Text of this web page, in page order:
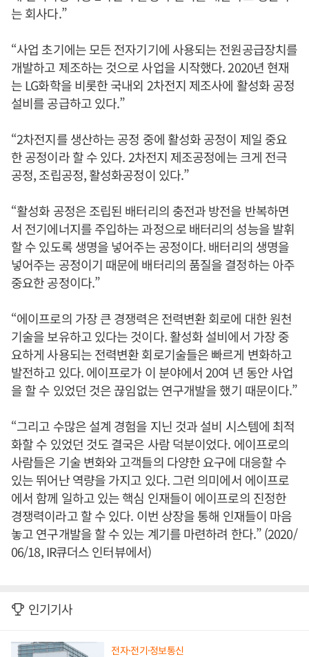
는 회사다.”
“사업 초기에는 모든 전자기기에 사용되는 전원공급장치를
개발하고 제조하는 것으로 사업을 시작했다. 2020년 현재
는 LG화학을 비롯한 국내외 2차전지 제조사에 활성화 공정
설비를 공급하고 있다.”
“2차전지를 생산하는 공정 중에 활성화 공정이 제일 중요
한 공정이라 할 수 있다. 2차전지 제조공정에는 크게 전극
공정, 조립공정, 활성화공정이 있다.”
“활성화 공정은 조립된 배터리의 충전과 방전을 반복하면
서 전기에너지를 주입하는 과정으로 배터리의 성능을 발휘
할 수 있도록 생명을 넣어주는 공정이다. 배터리의 생명을
넣어주는 공정이기 때문에 배터리의 품질을 결정하는 아주
중요한 공정이다.”
“에이프로의 가장 큰 경쟁력은 전력변환 회로에 대한 원천
기술을 보유하고 있다는 것이다. 활성화 설비에서 가장 중
요하게 사용되는 전력변환 회로기술들은 빠르게 변화하고
발전하고 있다. 에이프로가 이 분야에서 20여 년 동안 사업
을 할 수 있었던 것은 끊임없는 연구개발을 했기 때문이다.”
“그리고 수많은 설계 경험을 지닌 것과 설비 시스템에 최적
화할 수 있었던 것도 결국은 사람 덕분이었다. 에이프로의
사람들은 기술 변화와 고객들의 다양한 요구에 대응할 수
있는 뛰어난 역량을 가지고 있다. 그런 의미에서 에이프로
에서 함께 일하고 있는 핵심 인재들이 에이프로의 진정한
경쟁력이라고 할 수 있다. 이번 상장을 통해 인재들이 마음
놓고 연구개발을 할 수 있는 계기를 마련하려 한다.” (2020/
06/18, IR큐더스 인터뷰에서)
인기기사
전자·전기·정보통신